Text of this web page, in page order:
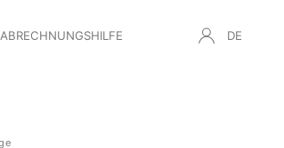
ABRECHNUNGSHILFE DE